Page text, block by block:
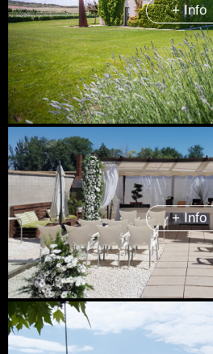
+ Info
+ Info